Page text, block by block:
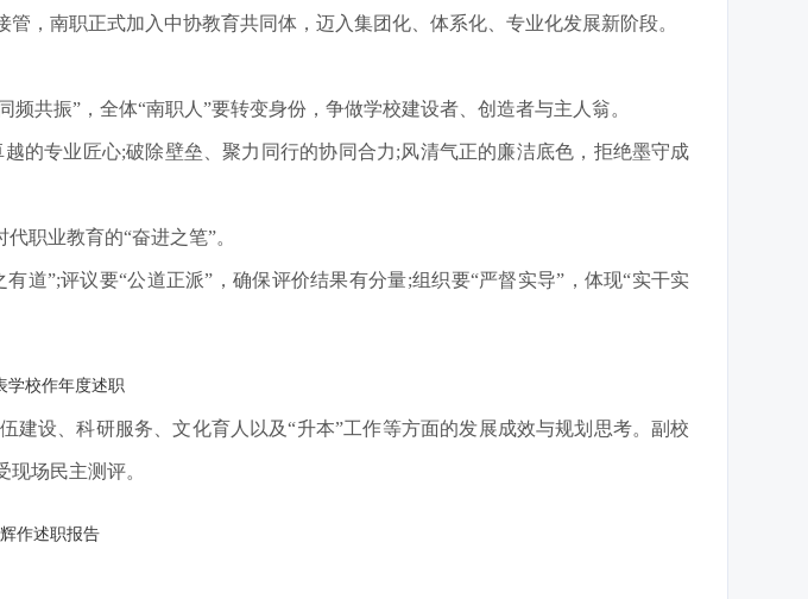
南职正式加入中协教育共同体，迈入集团化、体系化、专业化发展新阶段。
共振”，全体“南职人”要转变身份，争做学校建设者、创造者与主人翁。
专业匠心;破除壁垒、聚力同行的协同合力;风清气正的廉洁底色，拒绝墨守成
职业教育的“奋进之笔”。
道”;评议要“公道正派”，确保评价结果有分量;组织要“严督实导”，体现“实干实
学校作年度述职
设、科研服务、文化育人以及“升本”工作等方面的发展成效与规划思考。副校
场民主测评。
作述职报告